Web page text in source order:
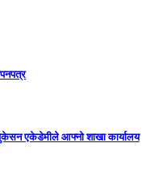
एकेडेमीले आफ्नो शाखा कार्यालय